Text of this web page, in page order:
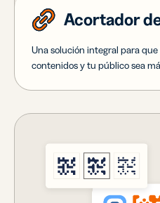
Acortador
Una solución integral para
contenidos y tu público sea